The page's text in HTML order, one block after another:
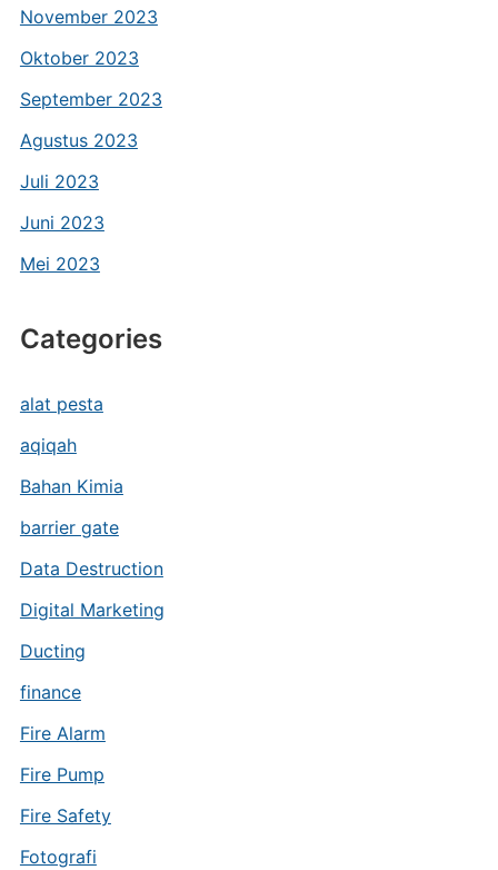
November 2023
Oktober 2023
September 2023
Agustus 2023
Juli 2023
Juni 2023
Mei 2023
Categories
alat pesta
aqiqah
Bahan Kimia
barrier gate
Data Destruction
Digital Marketing
Ducting
finance
Fire Alarm
Fire Pump
Fire Safety
Fotografi